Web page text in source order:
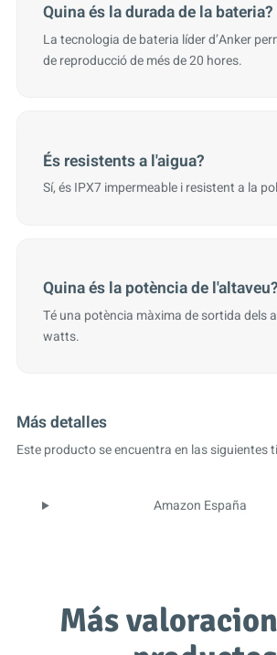
Quina és la durada de la bateria?
La tecnologia de bateria líder d’Anker
de reproducció de més de 20 hores.
És resistents a l'aigua?
Sí, és IPX7 impermeable i resistent a la
Quina és la potència de l'altaveu?
Té una potència màxima de sortida dels
watts.
Más detalles
Este producto se encuentra en las siguientes
Amazon España
Más